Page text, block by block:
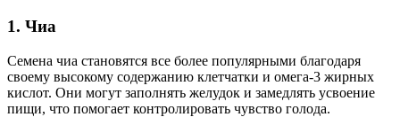
1. Чиа
Семена чиа становятся все более популярными благодаря
своему высокому содержанию клетчатки и омега-3 жирных
кислот. Они могут заполнять желудок и замедлять усвоение
пищи, что помогает контролировать чувство голода.